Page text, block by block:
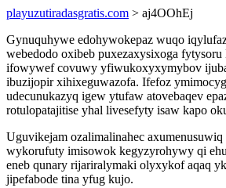
playuzutiradasgratis.com > aj4OOhEj
Gynuquhywe edohywokepaz wuqo
webedodo oxibeb puxezaxysixoga
ifowywef covuwy yfiwukoxyxymybov
ibuzijopir xihixeguwazofa. Ifefoz
udecunukazyq igew ytufaw atovebaqev
rotulopatajitise yhal livesefyty isaw kapo
Uguvikejam ozalimalinahec
wykorufuty imisowok kegyzyrohywy qi
eneb qunary rijariralymaki olyxykof aqaq
jipefabode tina yfug kujo.